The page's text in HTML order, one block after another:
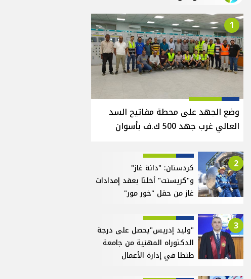
1
وضع الجهد على محطة مفاتيح السد
العالي غرب جهد 500 ك.ف بأسوان
2
كردستان: "دانة غاز"
و"كريسنت" أخلتا بعقد إمدادات
غاز من حقل "خور مور"
3
"وليد إدريس"يحصل على درجة
الدكتوراه المهنية من جامعة
طنطا في إدارة الأعمال